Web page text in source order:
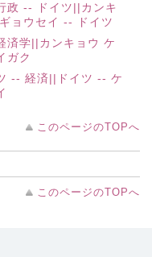
政 -- ドイツ||カンキ
ョウセイ -- ドイツ
済学||カンキョウ ケ
ガク
-- 経済||ドイツ -- ケ
このページのTOPへ
このページのTOPへ